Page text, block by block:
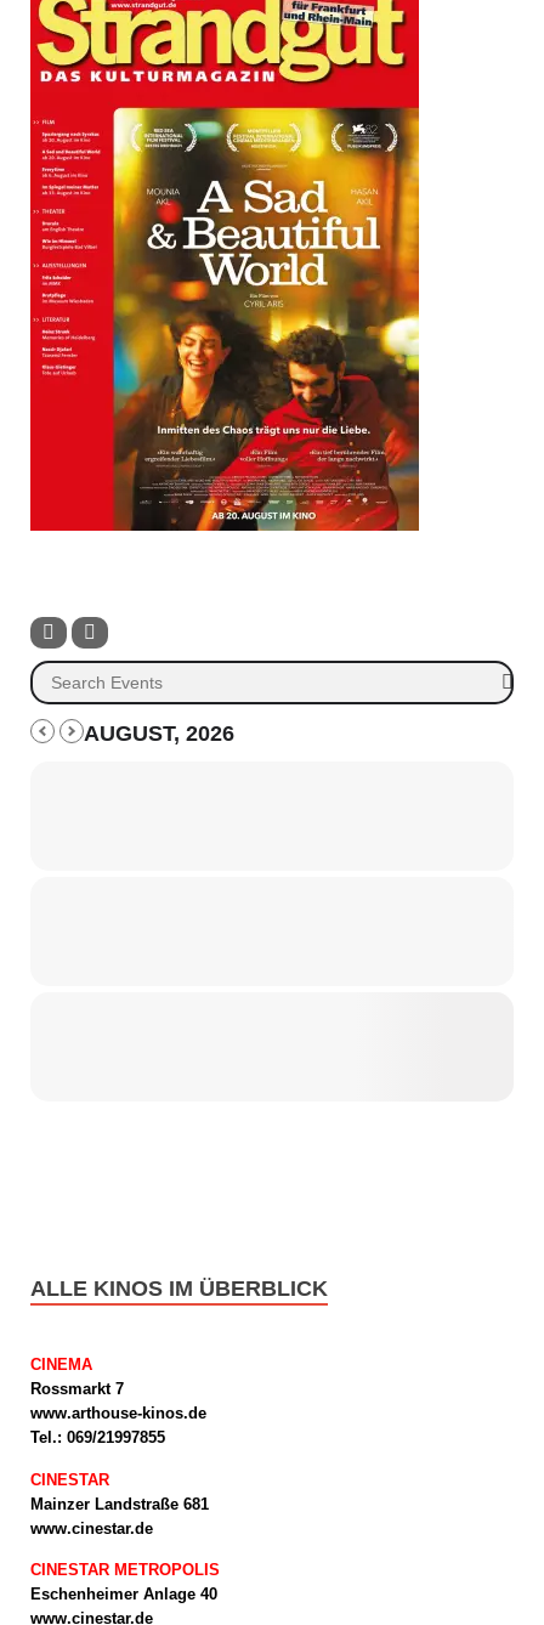
AUGUST, 2026
ALLE KINOS IM ÜBERBLICK
CINEMA
Rossmarkt 7
www.arthouse-kinos.de
Tel.: 069/21997855
CINESTAR
Mainzer Landstraße 681
www.cinestar.de
CINESTAR METROPOLIS
Eschenheimer Anlage 40
www.cinestar.de